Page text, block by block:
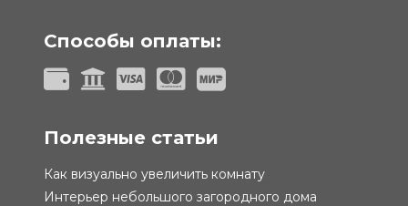
Способы оплаты:
Полезные статьи
Как визуально увеличить комнату
Интерьер небольшого загородного дома